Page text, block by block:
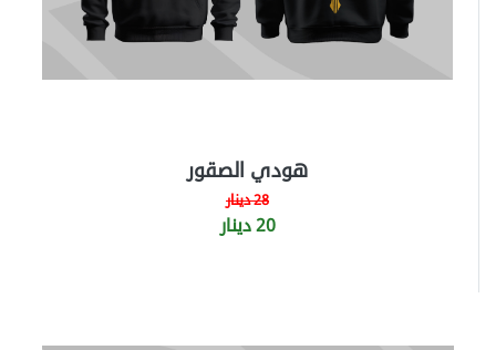
هودي الصقور
28 دينار
20 دينار